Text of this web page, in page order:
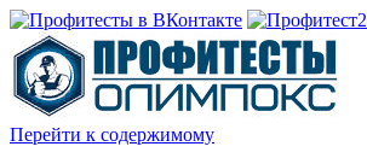
Перейти к содержимому